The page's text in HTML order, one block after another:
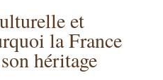
et
la France
héritage